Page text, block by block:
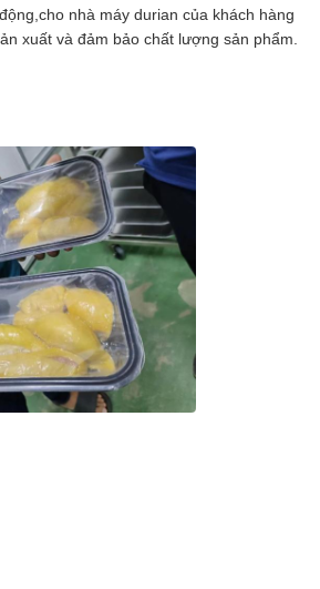
nhà máy durian của khách hàng
xuất và đảm bảo chất lượng sản phẩm.